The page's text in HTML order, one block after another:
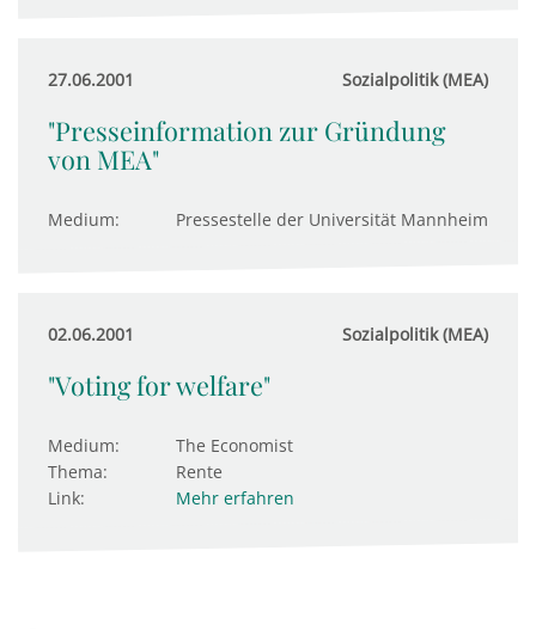
27.06.2001 Sozialpolitik (MEA)
"Presseinformation zur Gründung
von MEA"
Medium: Pressestelle der Universität Mannheim
02.06.2001 Sozialpolitik (MEA)
"Voting for welfare"
Medium:
The Economist
Thema:
Rente
Link:
Mehr erfahren